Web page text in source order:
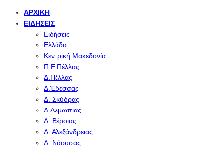
ΑΡΧΙΚΉ
ΕΙΔΉΣΕΙΣ
Ειδήσεις
Ελλάδα
Κεντρική Μακεδονία
Π.Ε.Πέλλας
Δ.Πέλλας
Δ.Έδεσσας
Δ. Σκύδρας
Δ.Αλμωπίας
Δ. Βέροιας
Δ. Αλεξάνδρειας
Δ. Νάουσας